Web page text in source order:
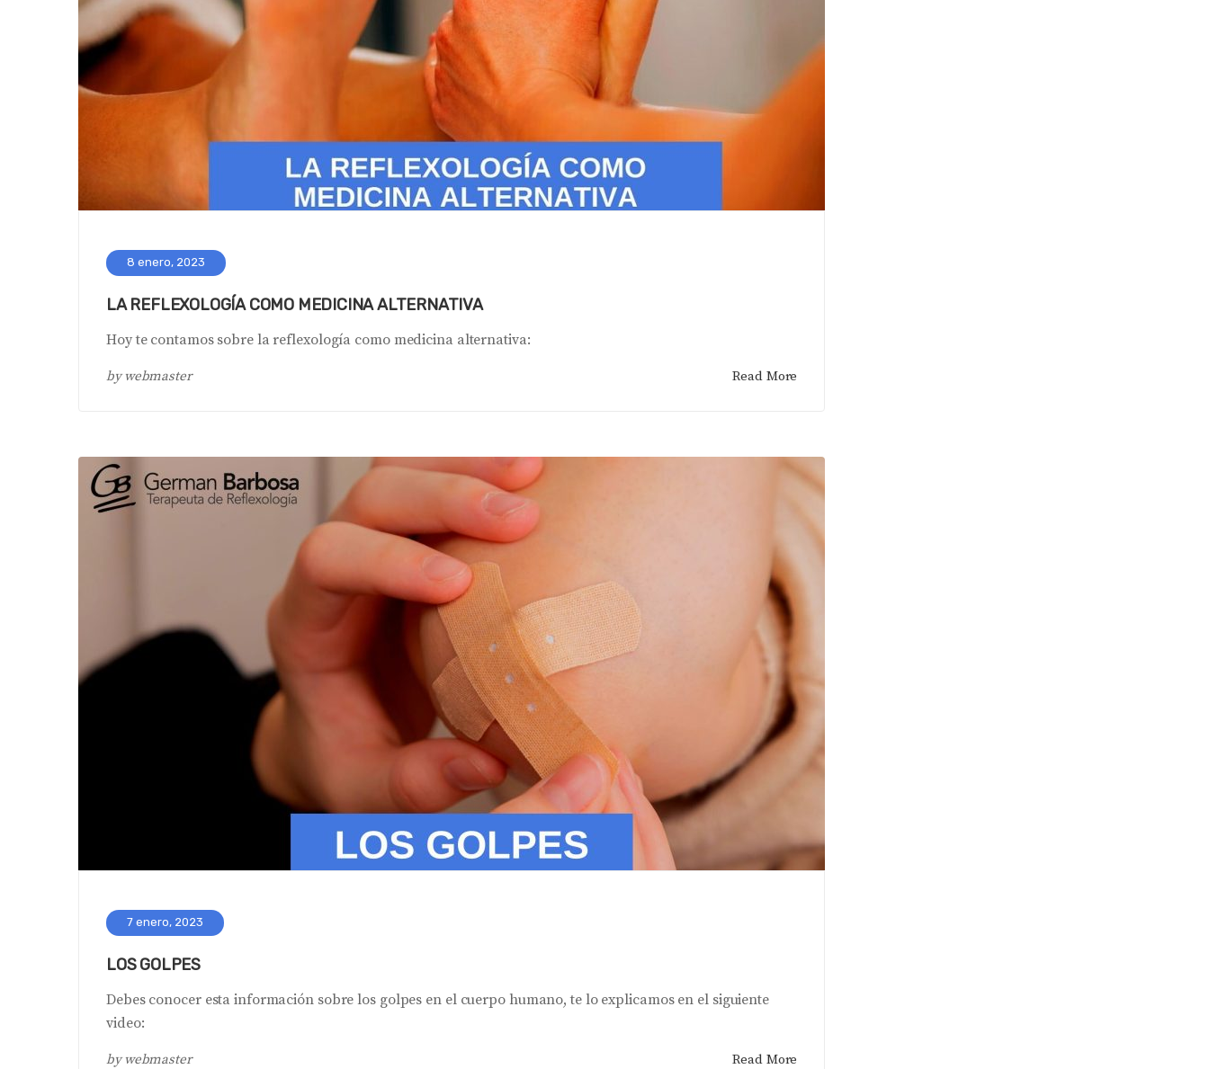
8 enero, 2023
LA REFLEXOLOGÍA COMO MEDICINA ALTERNATIVA
Hoy te contamos sobre la reflexología como medicina alternativa:
bywebmaster Read More
7 enero, 2023
LOS GOLPES
Debes conocer esta información sobre los golpes en el cuerpo humano, te lo explicamos en el siguiente
video:
bywebmaster Read More